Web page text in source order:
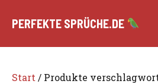
Inhalt
PERFEKTE SPRÜCHE.DE
Start / Produkte